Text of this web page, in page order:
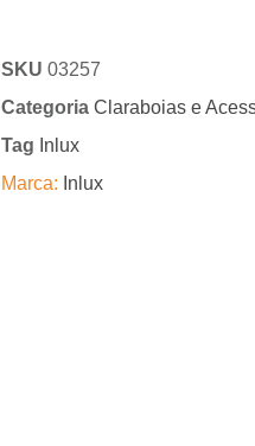
SKU 03257
Categoria Claraboias e
Tag Inlux
Marca: Inlux